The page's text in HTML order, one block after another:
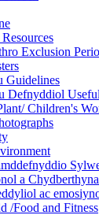
Exclusion
Guidelines
Defnyddiol
Children's
a
ac
/Food and Fitness